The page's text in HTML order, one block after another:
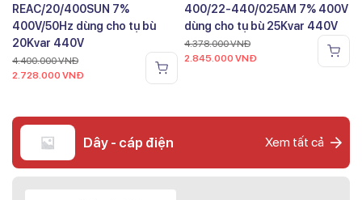
REAC/20/400SUN 7%
400V/50Hz dùng cho tụ bù
20Kvar 440V
4.400.000VNĐ
2.728.000 VNĐ
400/22-440/025AM 7% 400V
dùng cho tụ bù 25Kvar 440V
4.378.000VNĐ
2.845.000 VNĐ
Dây - cáp điện Xem tất cả